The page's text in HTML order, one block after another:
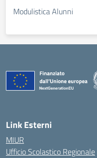
Modulistica Alunni
Link Esterni
MIUR
Ufficio Scolastico Regionale